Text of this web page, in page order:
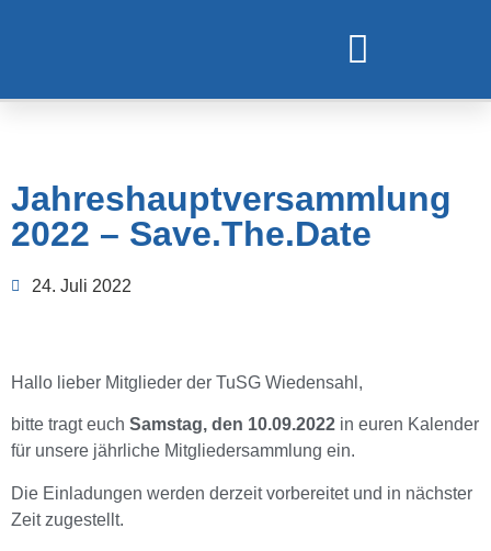
Jahreshauptversammlung
2022 – Save.The.Date
24. Juli 2022
Hallo lieber Mitglieder der TuSG Wiedensahl,
bitte tragt euch Samstag, den 10.09.2022 in euren Kalender
für unsere jährliche Mitgliedersammlung ein.
Die Einladungen werden derzeit vorbereitet und in nächster
Zeit zugestellt.